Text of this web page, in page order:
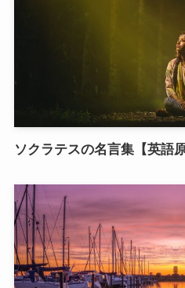
ソクラテスの名言集【英語